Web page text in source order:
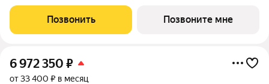
локации Сормовского района Нижнего Новгорода. В
окружении комплекса Сормовский
Позвонить Позвоните мне
6 972 350 ₽
от 33 400 ₽ в месяц